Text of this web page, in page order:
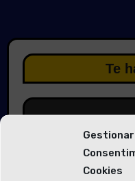
Gestionar
Cookies
Te
Elecciones 2026